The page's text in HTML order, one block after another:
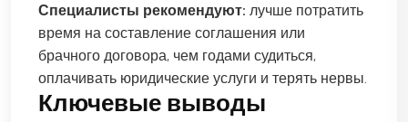
Специалисты рекомендуют: лучше потратить
время на составление соглашения или
брачного договора, чем годами судиться,
оплачивать юридические услуги и терять нервы.
Ключевые выводы